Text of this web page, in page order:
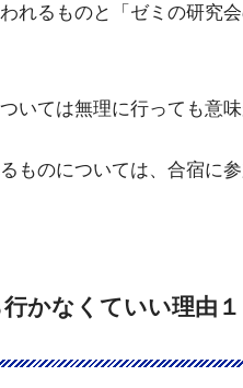
れるものと「ゼミの研究
いては無理に行っても意味
ものについては、合宿に
かなくていい理由